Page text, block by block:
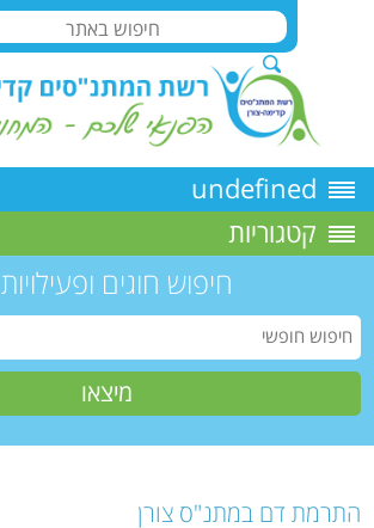
undefined
קטגוריות
חיפוש חוגים ופעילויות
התרמת דם במתנ"ס צורן